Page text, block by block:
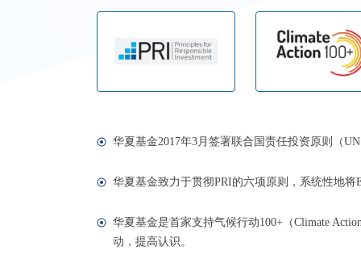
华夏基金2017年3月签署联合国责任投资原则（
华夏基金致力于贯彻PRI的六项原则，系统性地将
华夏基金是首家支持气候行动100+（Climate
动，提高认识。